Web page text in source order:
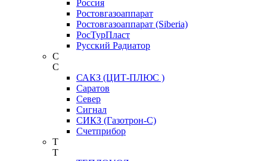
Россия
Ростовгазоаппарат
Ростовгазоаппарат (Siberia)
РосТурПласт
Русский Радиатор
С
С
САКЗ (ЦИТ-ПЛЮС )
Саратов
Север
Сигнал
СИКЗ (Газотрон-С)
Счетприбор
Т
Т